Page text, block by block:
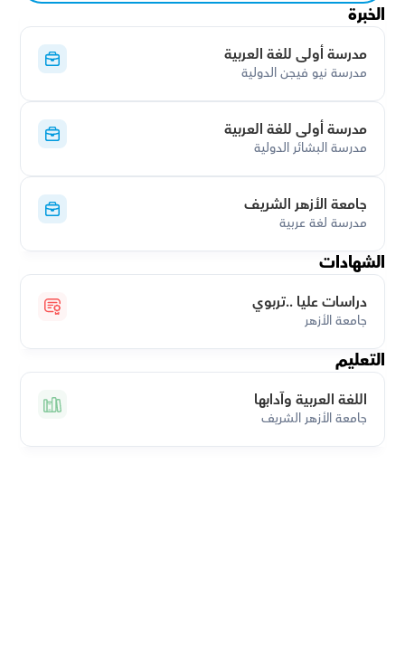
الخبرة
مدرسة أولى للغة العربية
مدرسة نيو فيجن الدولية
مدرسة أولى للغة العربية
مدرسة البشائر الدولية
جامعة الأزهر الشريف
مدرسة لغة عربية
الشهادات
دراسات عليا ..تربوي
جامعة الأزهر
التعليم
اللغة العربية وآدابها
جامعة الأزهر الشريف